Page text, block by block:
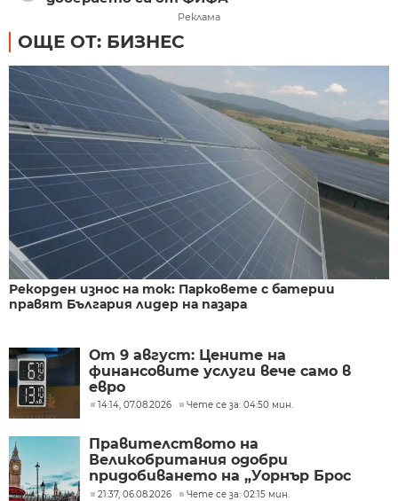
Реклама
ОЩЕ ОТ: БИЗНЕС
Рекорден износ на ток: Парковете с батерии
правят България лидер на пазара
От 9 август: Цените на
финансовите услуги вече само в
евро
14:14, 07.08.2026 Чете се за: 04:50 мин.
Правителството на
Великобритания одобри
придобиването на „Уорнър Брос
Дискавъри“ от „Парамаунт“ за 110
21:37, 06.08.2026 Чете се за: 02:15 мин.